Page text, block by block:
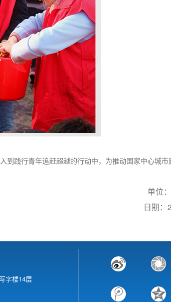
践行青年追赶超越的行动中，为推动国家中心城市
单位
日期：
字楼14层